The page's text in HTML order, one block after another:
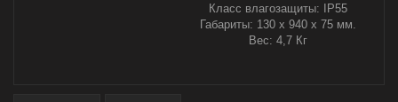
Класс влагозащиты: IP55
Габариты: 130 x 940 x 75 мм.
Вес: 4,7 Кг